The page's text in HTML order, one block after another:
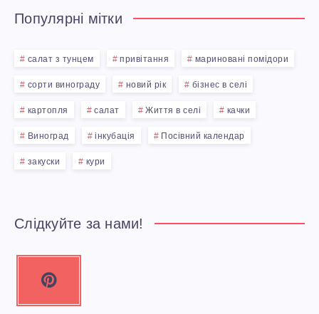
Популярні мітки
салат з тунцем привітання мариновані помідори
сорти винограду новий рік бізнес в селі
картопля салат Життя в селі качки
Виноград інкубація Посівний календар
закуски кури
Слідкуйте за нами!